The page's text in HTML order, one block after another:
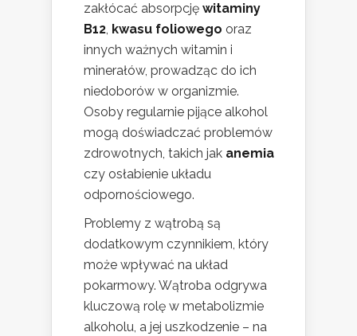
zakłócać absorpcję witaminy
B12, kwasu foliowego oraz
innych ważnych witamin i
minerałów, prowadząc do ich
niedoborów w organizmie.
Osoby regularnie pijące alkohol
mogą doświadczać problemów
zdrowotnych, takich jak anemia
czy osłabienie układu
odpornościowego.
Problemy z wątrobą są
dodatkowym czynnikiem, który
może wpływać na układ
pokarmowy. Wątroba odgrywa
kluczową rolę w metabolizmie
alkoholu, a jej uszkodzenie – na